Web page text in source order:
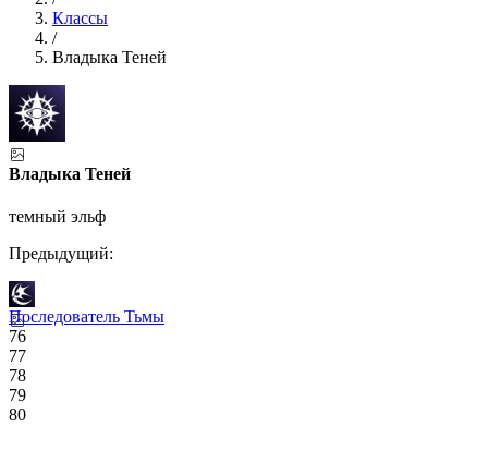
Классы
/
Владыка Теней
Владыка Теней
темный эльф
Предыдущий:
Последователь Тьмы
76
77
78
79
80